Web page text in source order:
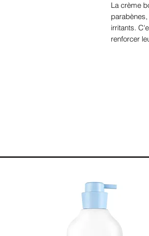
La crème
irritants.
renforcer